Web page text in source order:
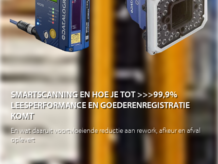
SMARTSCANNING EN HOE JE TOT >>>99,9%
LEESPERFORMANCE EN GOEDERENREGISTRATIE
KOMT
En wat daaruit voortvloeiende reductie aan rework, afkeur en afval
oplevert